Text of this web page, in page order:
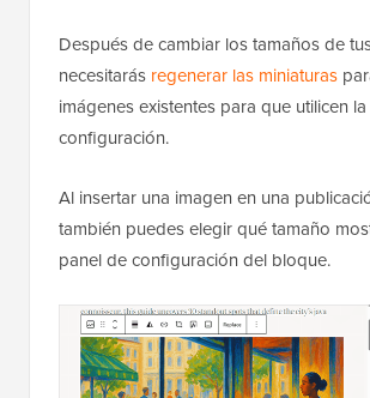
Después de cambiar los tamaños de
necesitarás regenerar las miniaturas
imágenes existentes para que utilicen
configuración.
Al insertar una imagen en una
también puedes elegir qué tamaño
panel de configuración del bloque.